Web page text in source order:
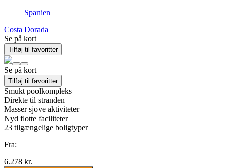
Spanien
Costa Dorada
Se på kort
Tilføj til favoritter
Se på kort
Tilføj til favoritter
Smukt poolkompleks
Direkte til stranden
Masser sjove aktiviteter
Nyd flotte faciliteter
23 tilgængelige boligtyper
Fra:
6.278 kr.